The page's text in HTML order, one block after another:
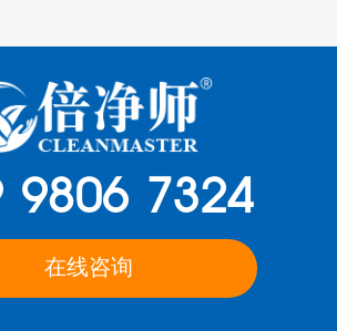
9806 7324
在线咨询